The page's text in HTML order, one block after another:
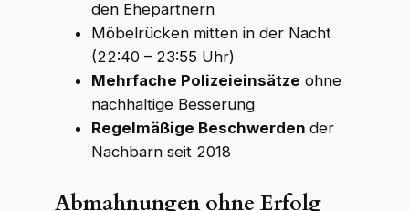
den Ehepartnern
Möbelrücken mitten in der Nacht
(22:40 – 23:55 Uhr)
Mehrfache Polizeieinsätze ohne
nachhaltige Besserung
Regelmäßige Beschwerden der
Nachbarn seit 2018
Abmahnungen ohne Erfolg